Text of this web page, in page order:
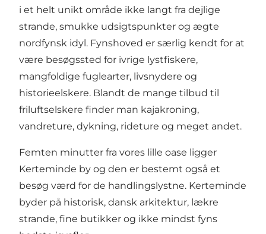
i et helt unikt område ikke langt fra dejlige
strande, smukke udsigtspunkter og ægte
nordfynsk idyl. Fynshoved er særlig kendt for at
være besøgssted for ivrige lystfiskere,
mangfoldige fuglearter, livsnydere og
historieelskere. Blandt de mange tilbud til
friluftselskere finder man kajakroning,
vandreture, dykning, rideture og meget andet.
Femten minutter fra vores lille oase ligger
Kerteminde by og den er bestemt også et
besøg værd for de handlingslystne. Kerteminde
byder på historisk, dansk arkitektur, lækre
strande, fine butikker og ikke mindst fyns